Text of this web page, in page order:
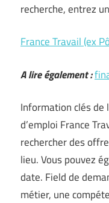
recherche, entrez
France Travail (ex
A lire également :
Information clés de
d’emploi France
rechercher des
lieu. Vous pouvez
date. Field de
métier, une